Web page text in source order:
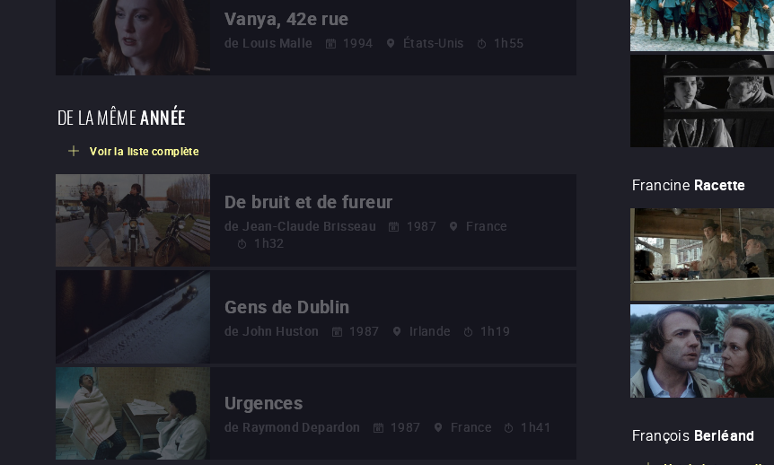
Vanya, 42e rue
de Louis Malle 1994 États-Unis 1h55
DE LA MÊMEANNÉE
Voir la liste complète
De bruit et de fureur
de Jean-Claude Brisseau 1987
France
1h32
Gens de Dublin
de John Huston 1987 Irlande 1h19
Urgences
de Raymond Depardon 1987 France 1h41
Francine Racette
François Berléand